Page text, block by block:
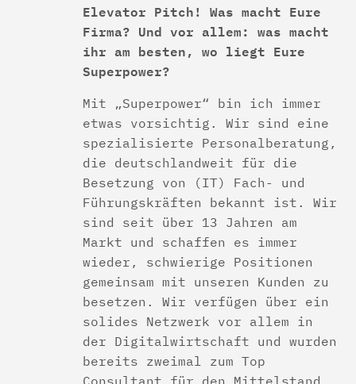
Elevator Pitch! Was macht Eure
Firma? Und vor allem: was macht
ihr am besten, wo liegt Eure
Superpower?
Mit „Superpower“ bin ich immer
etwas vorsichtig. Wir sind eine
spezialisierte Personalberatung,
die deutschlandweit für die
Besetzung von (IT) Fach- und
Führungskräften bekannt ist. Wir
sind seit über 13 Jahren am
Markt und schaffen es immer
wieder, schwierige Positionen
gemeinsam mit unseren Kunden zu
besetzen. Wir verfügen über ein
solides Netzwerk vor allem in
der Digitalwirtschaft und wurden
bereits zweimal zum Top
Consultant für den Mittelstand